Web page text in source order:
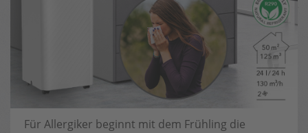
Für Allergiker beginnt mit dem Frühling die